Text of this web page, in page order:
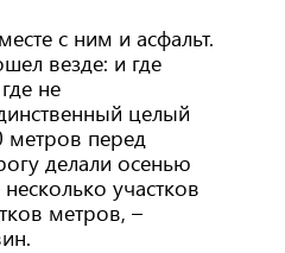
с ним и асфальт.
везде: и где
не
целый
метров перед
делали осенью
участков
метров, –